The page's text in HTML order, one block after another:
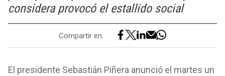
considera provocó el estallido social
Compartir en:
El presidente Sebastián Piñera anunció el martes un